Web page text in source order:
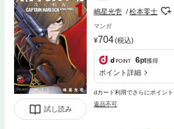
試し読み
嶋星光壱 松本零士
マンガ
704(税込)
6pt獲得
ポイント詳細
dカード利用でさらにポイン
返品不可